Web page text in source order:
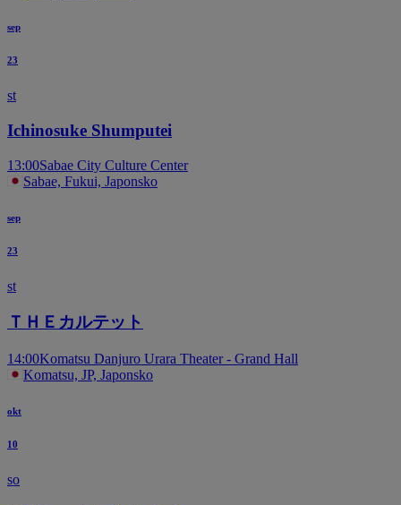
sep
23
st
Ichinosuke Shumputei
13:00Sabae City Culture Center
Sabae, Fukui, Japonsko
sep
23
st
ＴＨＥカルテット
14:00Komatsu Danjuro Urara Theater - Grand Hall
Komatsu, JP, Japonsko
okt
10
so